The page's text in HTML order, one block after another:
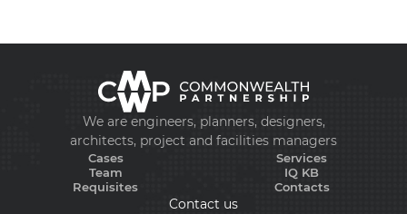
We are engineers, planners, designers,
architects, project and facilities managers
Cases
Team
Requisites
Services
IQ KB
Contacts
Contact us